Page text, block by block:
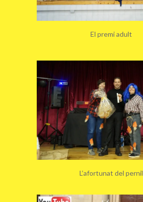
El premi adult
L’afortunat del pernil